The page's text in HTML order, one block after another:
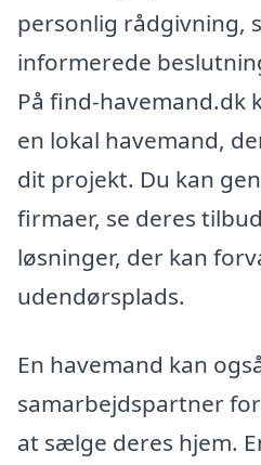
personlig rådgivning,
informerede
På find-havemand.dk
en lokal havemand,
dit projekt. Du kan
firmaer, se deres
løsninger, der kan
udendørsplads.
En havemand kan
samarbejdspartner
at sælge deres hjem.